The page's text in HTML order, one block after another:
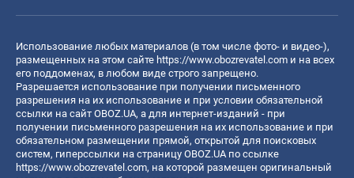
Использование любых материалов (в том числе фото- и видео-),
размещенных на этом сайте https://www.obozrevatel.com и на всех
его поддоменах, в любом виде строго запрещено.
Разрешается использование при получении письменного
разрешения на их использование и при условии обязательной
ссылки на сайт OBOZ.UA, а для интернет-изданий - при
получении письменного разрешения на их использование и при
обязательном размещении прямой, открытой для поисковых
систем, гиперссылки на страницу OBOZ.UA по ссылке
https://www.obozrevatel.com, на которой размещен оригинальный